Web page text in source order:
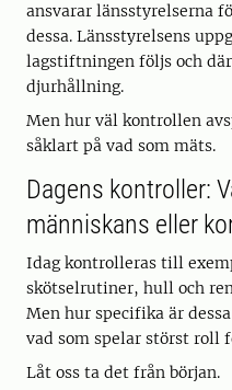
ansvarar länsstyrelserna
dessa. Länsstyrelsens
lagstiftningen följs och
djurhållning.
Men hur väl kontrollen
såklart på vad som mäts.
Dagens kontroller:
människans eller
Idag kontrolleras till
skötselrutiner, hull och
Men hur specifika är
vad som spelar störst roll
Låt oss ta det från början.